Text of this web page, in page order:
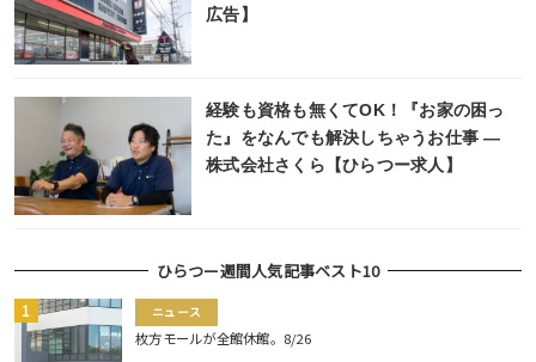
広告】
経験も資格も無くてOK！『お家の困っ
た』をなんでも解決しちゃうお仕事 ―
株式会社さくら【ひらつー求人】
ひらつー週間人気記事ベスト10
ニュース
枚方モールが全館休館。8/26